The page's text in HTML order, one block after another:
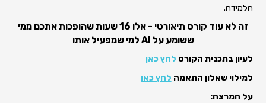
הלמידה.
זה לא עוד קורס תיאורטי - אלו 16 שעות שהופכות אתכם ממי
ששומע על AI למי שמפעיל אותו
לעיון בתכנית הקורס לחץ כאן
למילוי שאלון התאמה לחץ כאן
על המרצה: